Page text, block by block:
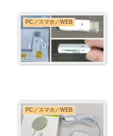
PC／スマホ／WEB
PC／スマホ／WEB